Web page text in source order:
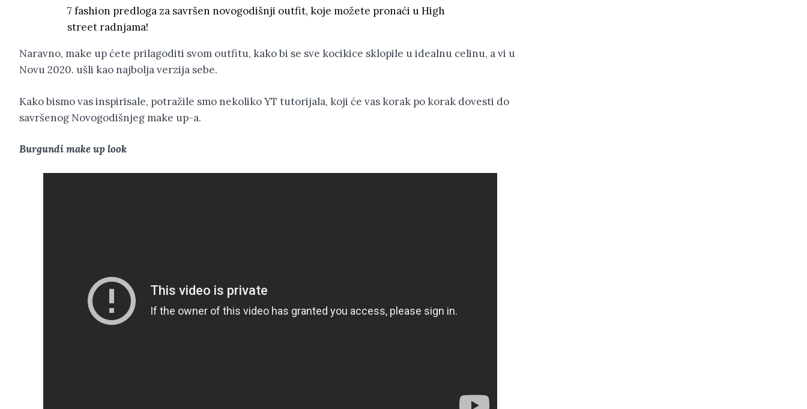
7 fashion predloga za savršen novogodišnji outfit, koje možete pronaći u High
street radnjama!
Naravno, make up ćete prilagoditi svom outfitu, kako bi se sve kocikice sklopile u idealnu celinu, a vi u
Novu 2020. ušli kao najbolja verzija sebe.
Kako bismo vas inspirisale, potražile smo nekoliko YT tutorijala, koji će vas korak po korak dovesti do
savršenog Novogodišnjeg make up-a.
Burgundi make up look